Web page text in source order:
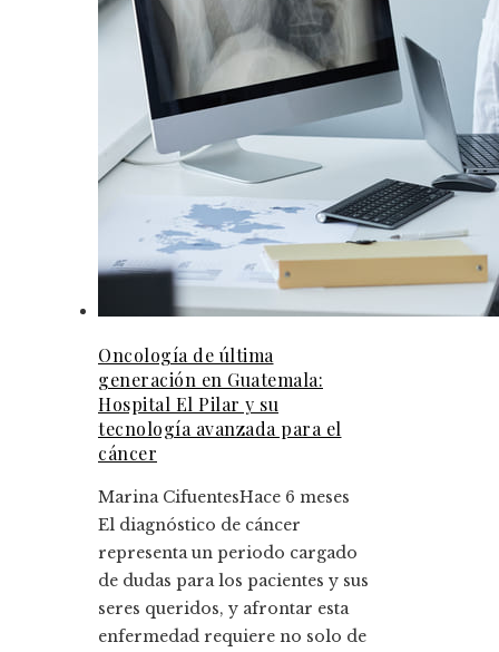
Oncología de última
generación en Guatemala:
Hospital El Pilar y su
tecnología avanzada para el
cáncer
Marina CifuentesHace 6 meses
El diagnóstico de cáncer
representa un periodo cargado
de dudas para los pacientes y sus
seres queridos, y afrontar esta
enfermedad requiere no solo de